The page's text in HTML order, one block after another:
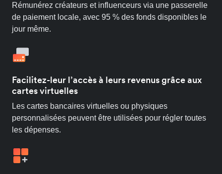
Rémunérez créateurs et influenceurs via une passerelle
de paiement locale, avec 95 % des fonds disponibles le
jour même.
Facilitez-leur l’accès à leurs revenus grâce aux
cartes virtuelles
Les cartes bancaires virtuelles ou physiques
personnalisées peuvent être utilisées pour régler toutes
les dépenses.